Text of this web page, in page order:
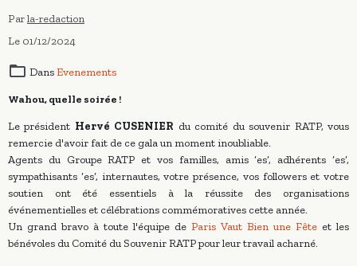
Parla-redaction
Le 01/12/2024
DansEvenements
Wahou, quelle soirée !
Le président Hervé CUSENIER du comité du souvenir RATP, vous
remercie d'avoir fait de ce gala un moment inoubliable.
Agents du Groupe RATP et vos familles, amis ‘es’, adhérents ’es’,
sympathisants ’es’, internautes, votre présence, vos followers et votre
soutien ont été essentiels à la réussite des organisations
événementielles et célébrations commémoratives cette année.
Un grand bravo à toute l'équipe de Paris Vaut Bien une Fête et les
bénévoles du Comité du Souvenir RATP pour leur travail acharné.